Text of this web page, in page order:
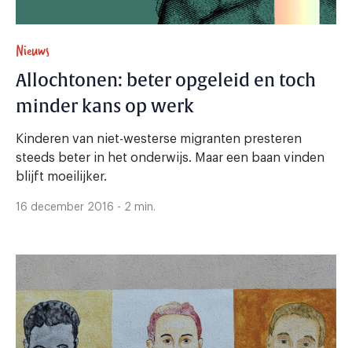
Nieuws
Allochtonen: beter opgeleid en toch
minder kans op werk
Kinderen van niet-westerse migranten presteren
steeds beter in het onderwijs. Maar een baan vinden
blijft moeilijker.
16 december 2016 - 2 min.